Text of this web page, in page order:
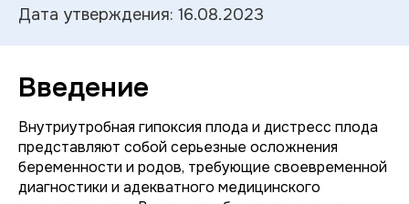
Дата утверждения: 16.08.2023
Введение
Внутриутробная гипоксия плода и дистресс плода
представляют собой серьезные осложнения
беременности и родов, требующие своевременной
диагностики и адекватного медицинского